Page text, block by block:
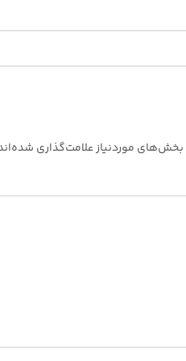
بخش‌های موردنیاز علامت‌گذاری